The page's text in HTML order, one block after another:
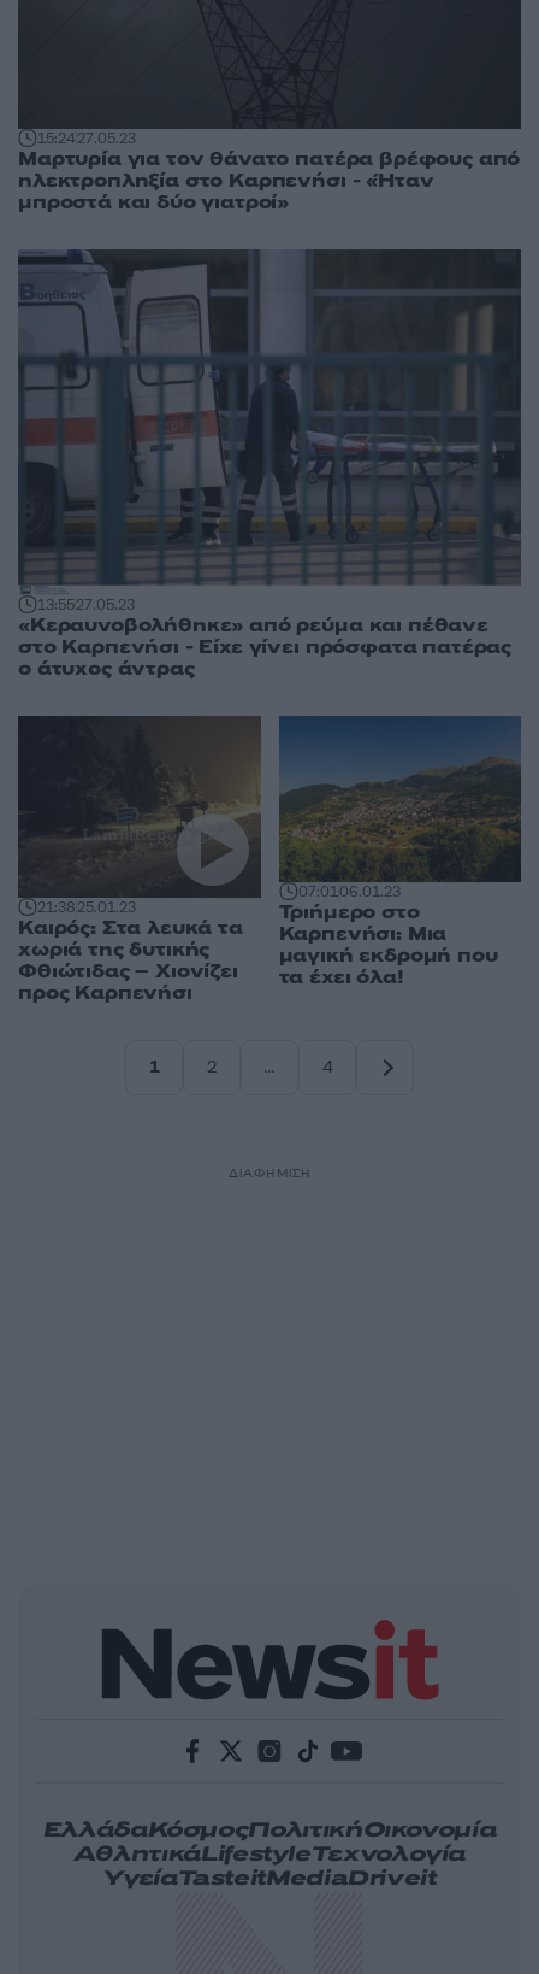
15:2427.05.23
Μαρτυρία για τον θάνατο πατέρα βρέφους από
ηλεκτροπληξία στο Καρπενήσι - «Ήταν
μπροστά και δύο γιατροί»
13:5527.05.23
«Κεραυνοβολήθηκε» από ρεύμα και πέθανε
στο Καρπενήσι - Είχε γίνει πρόσφατα πατέρας
ο άτυχος άντρας
21:3825.01.23
Καιρός: Στα λευκά τα
χωριά της δυτικής
Φθιώτιδας – Χιονίζει
προς Καρπενήσι
07:0106.01.23
Τριήμερο στο
Καρπενήσι: Μια
μαγική εκδρομή που
τα έχει όλα!
1
2
…
4
ΔΙΑΦΗΜΙΣΗ
ΕλλάδαΚόσμοςΠολιτικήΟικονομία
ΑθλητικάLifestyleΤεχνολογία
ΥγείαTasteitMediaDriveit